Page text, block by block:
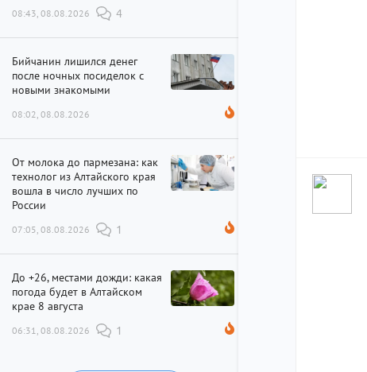
08:43, 08.08.2026 4
Бийчанин лишился денег
после ночных посиделок с
новыми знакомыми
08:02, 08.08.2026
От молока до пармезана: как
технолог из Алтайского края
вошла в число лучших по
России
07:05, 08.08.2026 1
До +26, местами дожди: какая
погода будет в Алтайском
крае 8 августа
06:31, 08.08.2026 1